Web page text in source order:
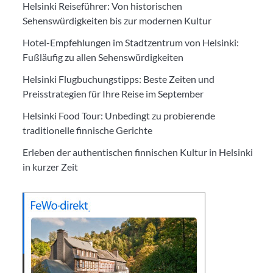
Helsinki Reiseführer: Von historischen
Sehenswürdigkeiten bis zur modernen Kultur
Hotel-Empfehlungen im Stadtzentrum von Helsinki:
Fußläufig zu allen Sehenswürdigkeiten
Helsinki Flugbuchungstipps: Beste Zeiten und
Preisstrategien für Ihre Reise im September
Helsinki Food Tour: Unbedingt zu probierende
traditionelle finnische Gerichte
Erleben der authentischen finnischen Kultur in Helsinki
in kurzer Zeit